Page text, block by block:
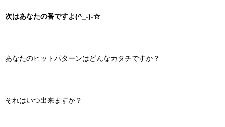
次はあなたの番ですよ(^_-)-☆
あなたのヒットパターンはどんなカタチですか？
それはいつ出来ますか？